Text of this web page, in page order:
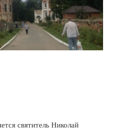
святитель Николай